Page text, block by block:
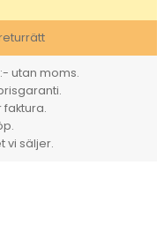
utan moms.
faktura.
vi säljer.